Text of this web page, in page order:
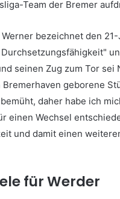
Team der Bremer
bezeichnet den
seinen Zug zum Tor
geborene
daher habe ich
einen Wechsel
und damit einen
für Werder